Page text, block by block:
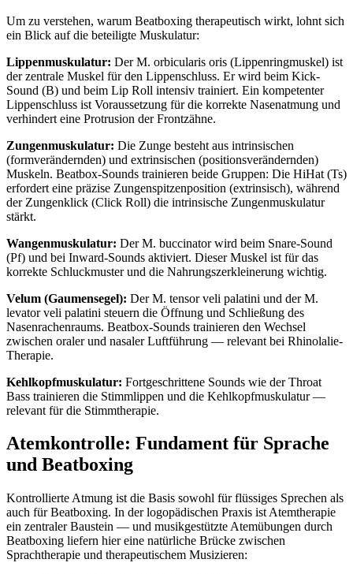
Um zu verstehen, warum Beatboxing therapeutisch wirkt, lohnt sich
ein Blick auf die beteiligte Muskulatur:
Lippenmuskulatur: Der M. orbicularis oris (Lippenringmuskel) ist
der zentrale Muskel für den Lippenschluss. Er wird beim Kick-
Sound (B) und beim Lip Roll intensiv trainiert. Ein kompetenter
Lippenschluss ist Voraussetzung für die korrekte Nasenatmung und
verhindert eine Protrusion der Frontzähne.
Zungenmuskulatur: Die Zunge besteht aus intrinsischen
(formverändernden) und extrinsischen (positionsverändernden)
Muskeln. Beatbox-Sounds trainieren beide Gruppen: Die HiHat (Ts)
erfordert eine präzise Zungenspitzenposition (extrinsisch), während
der Zungenklick (Click Roll) die intrinsische Zungenmuskulatur
stärkt.
Wangenmuskulatur: Der M. buccinator wird beim Snare-Sound
(Pf) und bei Inward-Sounds aktiviert. Dieser Muskel ist für das
korrekte Schluckmuster und die Nahrungszerkleinerung wichtig.
Velum (Gaumensegel): Der M. tensor veli palatini und der M.
levator veli palatini steuern die Öffnung und Schließung des
Nasenrachenraums. Beatbox-Sounds trainieren den Wechsel
zwischen oraler und nasaler Luftführung — relevant bei Rhinolalie-
Therapie.
Kehlkopfmuskulatur: Fortgeschrittene Sounds wie der Throat
Bass trainieren die Stimmlippen und die Kehlkopfmuskulatur —
relevant für die Stimmtherapie.
Atemkontrolle: Fundament für Sprache
und Beatboxing
Kontrollierte Atmung ist die Basis sowohl für flüssiges Sprechen als
auch für Beatboxing. In der logopädischen Praxis ist Atemtherapie
ein zentraler Baustein — und musikgestützte Atemübungen durch
Beatboxing liefern hier eine natürliche Brücke zwischen
Sprachtherapie und therapeutischem Musizieren: